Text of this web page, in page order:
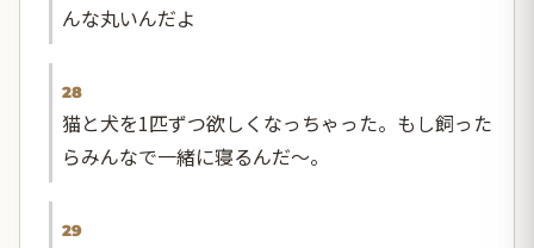
んな丸いんだよ
28
猫と犬を1匹ずつ欲しくなっちゃった。もし飼った
らみんなで一緒に寝るんだ〜。
29